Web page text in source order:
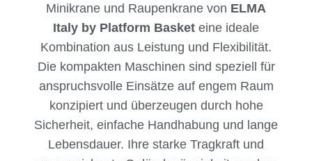
Minikrane und Raupenkrane von ELMA
Italy by Platform Basket eine ideale
Kombination aus Leistung und Flexibilität.
Die kompakten Maschinen sind speziell für
anspruchsvolle Einsätze auf engem Raum
konzipiert und überzeugen durch hohe
Sicherheit, einfache Handhabung und lange
Lebensdauer. Ihre starke Tragkraft und